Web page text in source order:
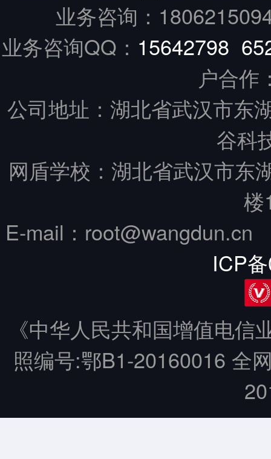
业务咨询：
业务咨询QQ： 15642798
户合作
公司地址：湖北省武汉市东
谷科
网盾学校：湖北省武汉市东
楼
E-mail：
ICP
《中华人民共和国增值电
照编号:鄂B1-20160016 全